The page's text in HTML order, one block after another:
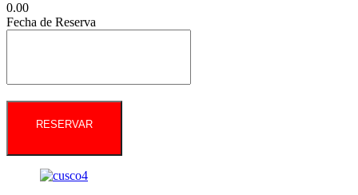
0.00
Fecha de Reserva
RESERVAR